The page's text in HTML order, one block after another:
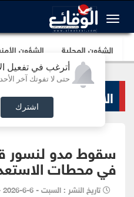
أترغب في تفعيل
حتى لا تفوتك آخر
اشترك
الشؤون المحلية الشؤون
الاخبار الرياضية
سقوط مدو لنسور
في محطات
تاريخ النشر : السبت - 6-6-2026 - 8:02 PM